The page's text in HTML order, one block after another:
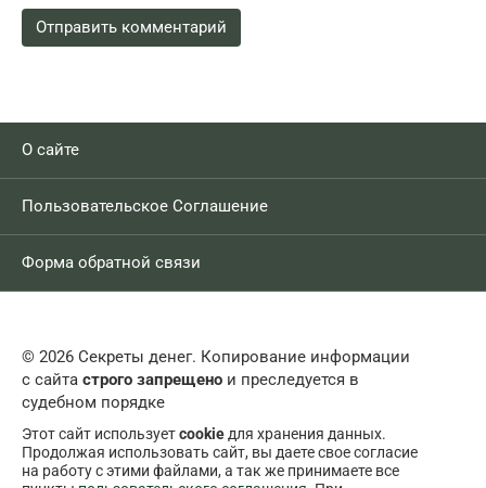
О сайте
Пользовательское Соглашение
Форма обратной связи
© 2026 Секреты денег. Копирование информации
с сайта строго запрещено и преследуется в
судебном порядке
Этот сайт используетcookie для хранения данных.
Продолжая использовать сайт, вы даете свое согласие
на работу с этими файлами, а так же принимаете все